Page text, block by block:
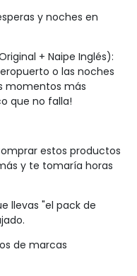
y noches en
+ Naipe Inglés):
o las noches
momentos más
que no falla!
estos productos
y te tomaría horas
llevas "el pack de
de marcas